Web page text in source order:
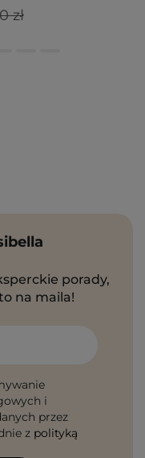
zł
porady,
na maila!
i
przez
z polityką